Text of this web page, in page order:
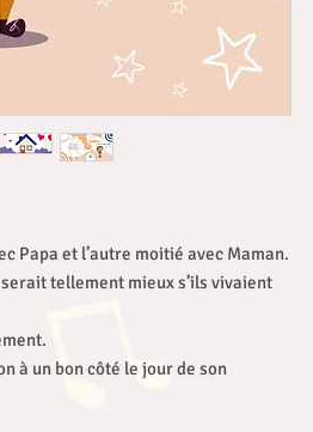
Papa et l’autre moitié avec Maman.
tellement mieux s’ils vivaient
à un bon côté le jour de son